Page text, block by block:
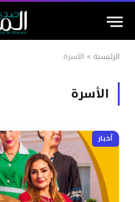
الرئيسية » الأسرة
الأسرة
أخبار